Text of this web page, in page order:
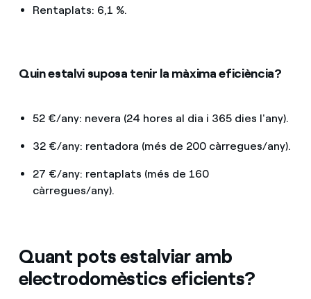
Rentaplats: 6,1 %.
Quin estalvi suposa tenir la màxima eficiència?
52 €/any: nevera (24 hores al dia i 365 dies l'any).
32 €/any: rentadora (més de 200 càrregues/any).
27 €/any: rentaplats (més de 160
càrregues/any).
Quant pots estalviar amb
electrodomèstics eficients?